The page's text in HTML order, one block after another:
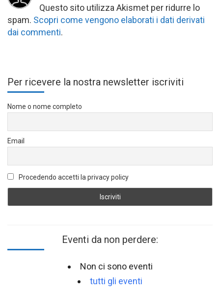
Questo sito utilizza Akismet per ridurre lo
spam. Scopri come vengono elaborati i dati derivati
dai commenti.
Per ricevere la nostra newsletter iscriviti
Nome o nome completo
Email
Procedendo accetti la privacy policy
Eventi da non perdere:
Non ci sono eventi
tutti gli eventi